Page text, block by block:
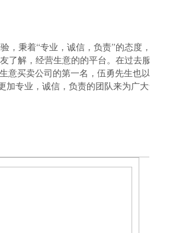
秉着“专业，诚信，负责”的态度，不单是
了解，经营生意的的平台。在过去服务的公
买卖公司的第一名，伍勇先生也以LINK全
业，诚信，负责的团队来为广大华人朋友